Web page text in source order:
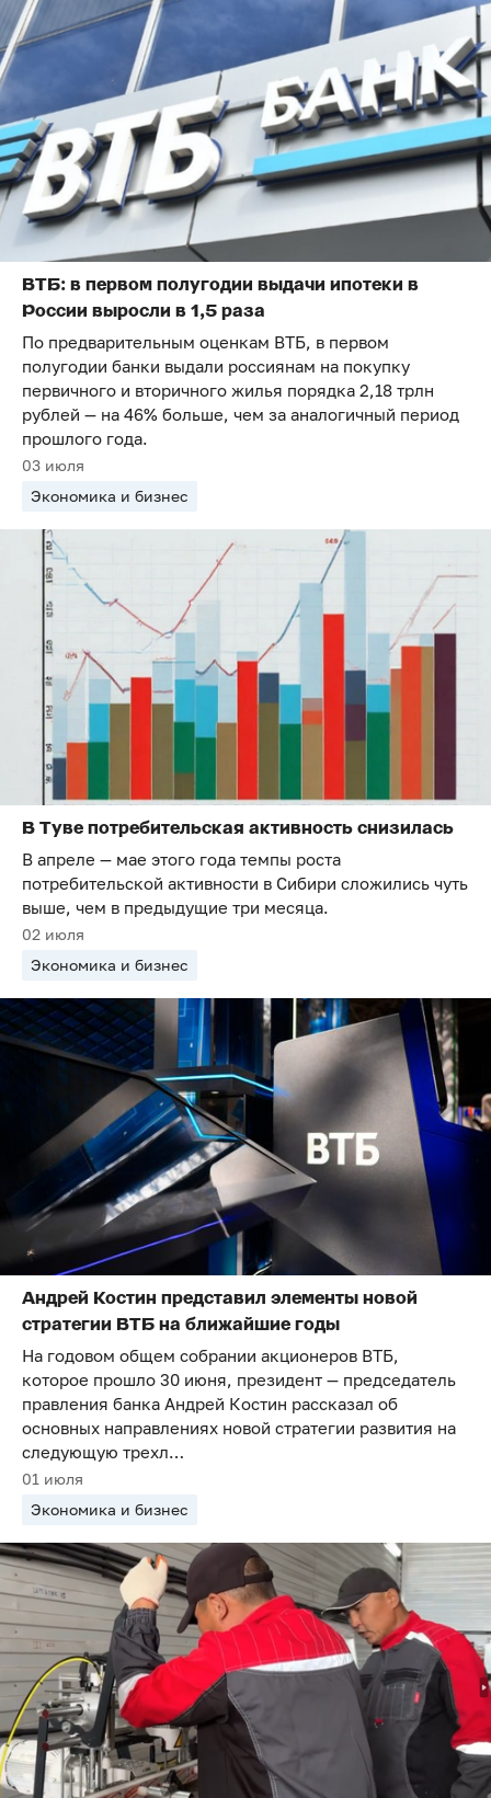
ВТБ: в первом полугодии выдачи ипотеки в
России выросли в 1,5 раза
По предварительным оценкам ВТБ, в первом
полугодии банки выдали россиянам на покупку
первичного и вторичного жилья порядка 2,18 трлн
рублей — на 46% больше, чем за аналогичный период
прошлого года.
03 июля
Экономика и бизнес
В Туве потребительская активность снизилась
В апреле — мае этого года темпы роста
потребительской активности в Сибири сложились чуть
выше, чем в предыдущие три месяца.
02 июля
Экономика и бизнес
Андрей Костин представил элементы новой
стратегии ВТБ на ближайшие годы
На годовом общем собрании акционеров ВТБ,
которое прошло 30 июня, президент — председатель
правления банка Андрей Костин рассказал об
основных направлениях новой стратегии развития на
следующую трехл…
01 июля
Экономика и бизнес